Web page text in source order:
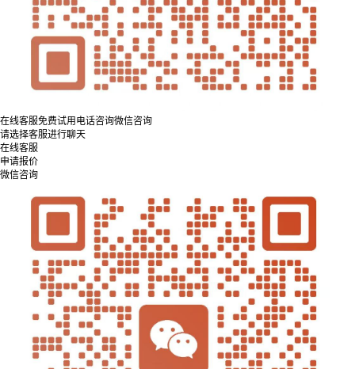
在线客服免费试用 电话咨询微信咨询
请选择客服进行聊天
在线客服
申请报价
微信咨询